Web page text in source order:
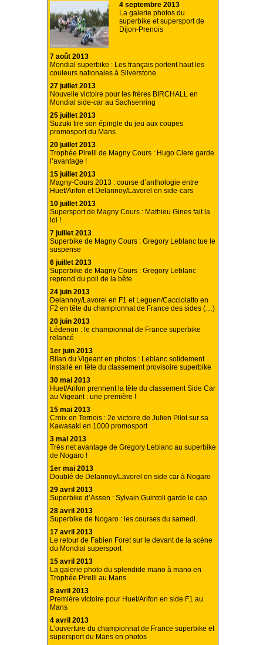
4 septembre 2013
La galerie photos du
superbike et supersport de
Dijon-Prenois
7 août 2013
Mondial superbike : Les français portent haut les
couleurs nationales à Silverstone
27 juillet 2013
Nouvelle victoire pour les frères BIRCHALL en
Mondial side-car au Sachsenring
25 juillet 2013
Suzuki tire son épingle du jeu aux coupes
promosport du Mans
20 juillet 2013
Trophée Pirelli de Magny Cours : Hugo Clere garde
l’avantage !
15 juillet 2013
Magny-Cours 2013 : course d’anthologie entre
Huet/Arifon et Delannoy/Lavorel en side-cars
10 juillet 2013
Supersport de Magny Cours : Mathieu Gines fait la
loi !
7 juillet 2013
Superbike de Magny Cours : Gregory Leblanc tue le
suspense
6 juillet 2013
Superbike de Magny Cours : Gregory Leblanc
reprend du poil de la bête
24 juin 2013
Delannoy/Lavorel en F1 et Leguen/Cacciolatto en
F2 en tête du championnat de France des sides (…)
20 juin 2013
Lédenon : le championnat de France superbike
relancé
1er juin 2013
Bilan du Vigeant en photos : Leblanc solidement
installé en tête du classement provisoire superbike
30 mai 2013
Huet/Arifon prennent la tête du classement Side Car
au Vigeant : une première !
15 mai 2013
Croix en Ternois : 2e victoire de Julien Pilot sur sa
Kawasaki en 1000 promosport
3 mai 2013
Très net avantage de Gregory Leblanc au superbike
de Nogaro !
1er mai 2013
Doublé de Delannoy/Lavorel en side car à Nogaro
29 avril 2013
Superbike d’Assen : Sylvain Guintoli garde le cap
28 avril 2013
Superbike de Nogaro : les courses du samedi.
17 avril 2013
Le retour de Fabien Foret sur le devant de la scène
du Mondial supersport
15 avril 2013
La galerie photo du splendide mano à mano en
Trophée Pirelli au Mans
8 avril 2013
Première victoire pour Huet/Arifon en side F1 au
Mans
4 avril 2013
L’ouverture du championnat de France superbike et
supersport du Mans en photos